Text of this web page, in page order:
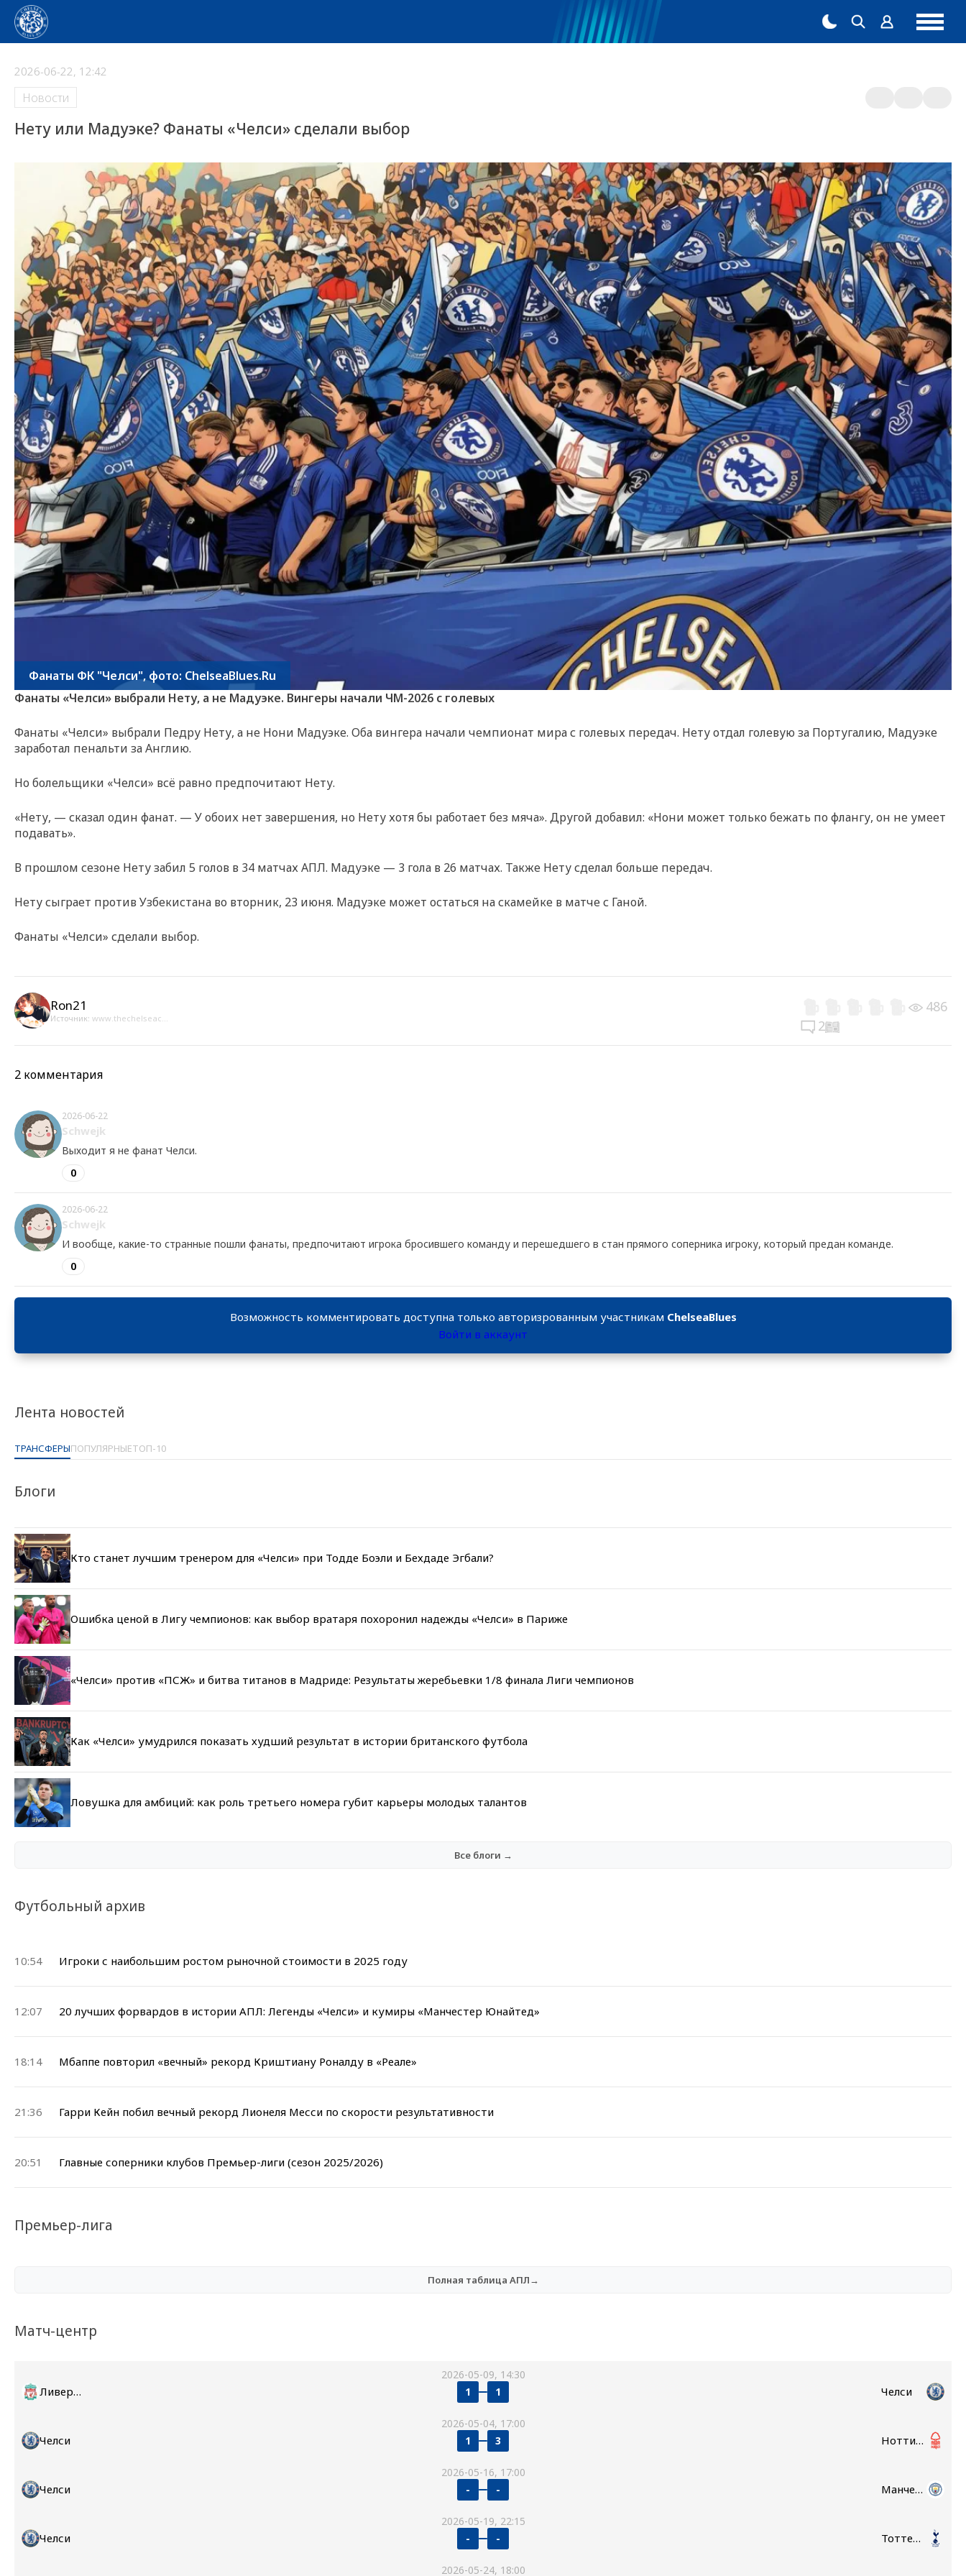
Лента новостей
ТРАНСФЕРЫПОПУЛЯРНЫЕТОП-10
Блоги
Кто станет лучшим тренером для «Челси» при Тодде Боэли и Бехдаде Эгбали?
Ошибка ценой в Лигу чемпионов: как выбор вратаря похоронил надежды «Челси» в Париже
«Челси» против «ПСЖ» и битва титанов в Мадриде: Результаты жеребьевки 1/8 финала Лиги чемпионов
Как «Челси» умудрился показать худший результат в истории британского футбола
Ловушка для амбиций: как роль третьего номера губит карьеры молодых талантов
Все блоги →
Футбольный архив
10:54 Игроки с наибольшим ростом рыночной стоимости в 2025 году
12:07 20 лучших форвардов в истории АПЛ: Легенды «Челси» и кумиры «Манчестер Юнайтед»
18:14 Мбаппе повторил «вечный» рекорд Криштиану Роналду в «Реале»
21:36 Гарри Кейн побил вечный рекорд Лионеля Месси по скорости результативности
20:51 Главные соперники клубов Премьер-лиги (сезон 2025/2026)
2026-06-22, 12:42
Новости
Нету или Мадуэке? Фанаты «Челси» сделали выбор
Фанаты ФК "Челси", фото: ChelseaBlues.Ru
Фанаты «Челси» выбрали Нету, а не Мадуэке. Вингеры начали ЧМ-2026 с голевых
Фанаты «Челси» выбрали Педру Нету, а не Нони Мадуэке. Оба вингера начали чемпионат мира с голевых передач. Нету отдал голевую за Португалию, Мадуэке
заработал пенальти за Англию.
Но болельщики «Челси» всё равно предпочитают Нету.
«Нету, — сказал один фанат. — У обоих нет завершения, но Нету хотя бы работает без мяча». Другой добавил: «Нони может только бежать по флангу, он не умеет
подавать».
В прошлом сезоне Нету забил 5 голов в 34 матчах АПЛ. Мадуэке — 3 гола в 26 матчах. Также Нету сделал больше передач.
Нету сыграет против Узбекистана во вторник, 23 июня. Мадуэке может остаться на скамейке в матче с Ганой.
Фанаты «Челси» сделали выбор.
Ron21
Источник: www.thechelseac...
486
2
2 комментария
2026-06-22
Schwejk
Выходит я не фанат Челси.
0
2026-06-22
Schwejk
И вообще, какие-то странные пошли фанаты, предпочитают игрока бросившего команду и перешедшего в стан прямого соперника игроку, который предан команде.
0
Возможность комментировать доступна только авторизрованным участникам ChelseaBlues
Войти в аккаунт
Премьер-лига
Полная таблица АПЛ→
Матч-центр
2026-05-09, 14:30
Ливерпуль 1 1 Челси
2026-05-04, 17:00
Челси 1 3 Ноттингем Форест
2026-05-16, 17:00
Челси - - Манчестер Сити
2026-05-19, 22:15
Челси - - Тоттенхэм
2026-05-24, 18:00